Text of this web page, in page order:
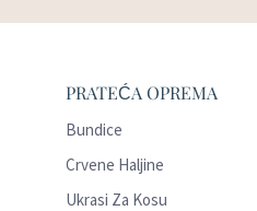
PRATEĆA OPREMA
Bundice
Crvene Haljine
Ukrasi Za Kosu